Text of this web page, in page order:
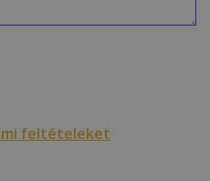
feltételeket